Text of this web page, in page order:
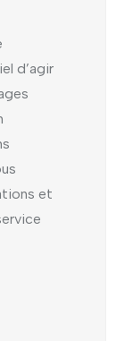
d’agir
et